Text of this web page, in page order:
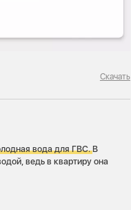
Скачать
вода для ГВС.В
ведь в квартиру она